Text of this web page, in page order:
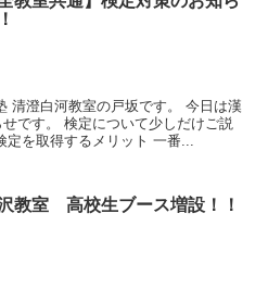
清澄白河教室の戸坂です。 今日は漢
です。 検定について少しだけご説
定を取得するメリット 一番...
教室 高校生ブース増設！！